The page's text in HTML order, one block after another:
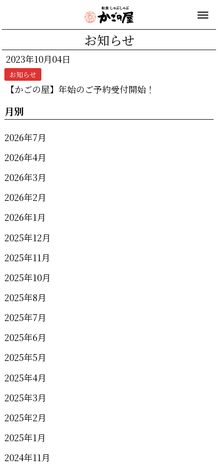
お知らせ
2023年10月04日
お知らせ
【かごの屋】年始のご予約受付開始！
月別
2026年7月
2026年4月
2026年3月
2026年2月
2026年1月
2025年12月
2025年11月
2025年10月
2025年8月
2025年7月
2025年6月
2025年5月
2025年4月
2025年3月
2025年2月
2025年1月
2024年11月